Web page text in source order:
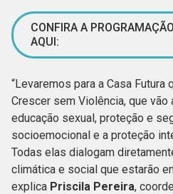
CONFIRA A
AQUI:
“Levaremos para a Casa
Crescer sem Violência, que vão
educação sexual, proteção e
socioemocional e a proteção
Todas elas dialogam
climática e social que estarão
explica Priscila Pereira,